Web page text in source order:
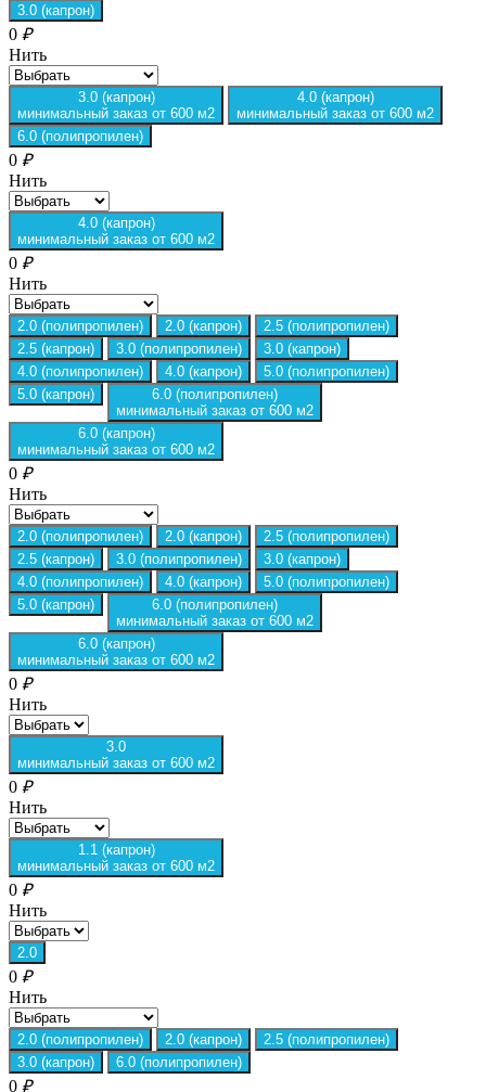
3.0 (капрон)
0 ₽
Нить
3.0 (капрон)
минимальный заказ от 600 м2
4.0 (капрон)
минимальный заказ от 600 м2
6.0 (полипропилен)
0 ₽
Нить
4.0 (капрон)
минимальный заказ от 600 м2
0 ₽
Нить
2.0 (полипропилен) 2.0 (капрон)
2.5 (полипропилен)
2.5 (капрон)
3.0 (полипропилен)
3.0 (капрон)
4.0 (полипропилен)
4.0 (капрон)
5.0 (полипропилен)
5.0 (капрон)
6.0 (полипропилен)
минимальный заказ от 600 м2
6.0 (капрон)
минимальный заказ от 600 м2
0 ₽
Нить
2.0 (полипропилен) 2.0 (капрон)
2.5 (полипропилен)
2.5 (капрон)
3.0 (полипропилен)
3.0 (капрон)
4.0 (полипропилен)
4.0 (капрон)
5.0 (полипропилен)
5.0 (капрон)
6.0 (полипропилен)
минимальный заказ от 600 м2
6.0 (капрон)
минимальный заказ от 600 м2
0 ₽
Нить
3.0
минимальный заказ от 600 м2
0 ₽
Нить
1.1 (капрон)
минимальный заказ от 600 м2
0 ₽
Нить
2.0
0 ₽
Нить
2.0 (полипропилен) 2.0 (капрон)
2.5 (полипропилен)
3.0 (капрон)
6.0 (полипропилен)
0 ₽